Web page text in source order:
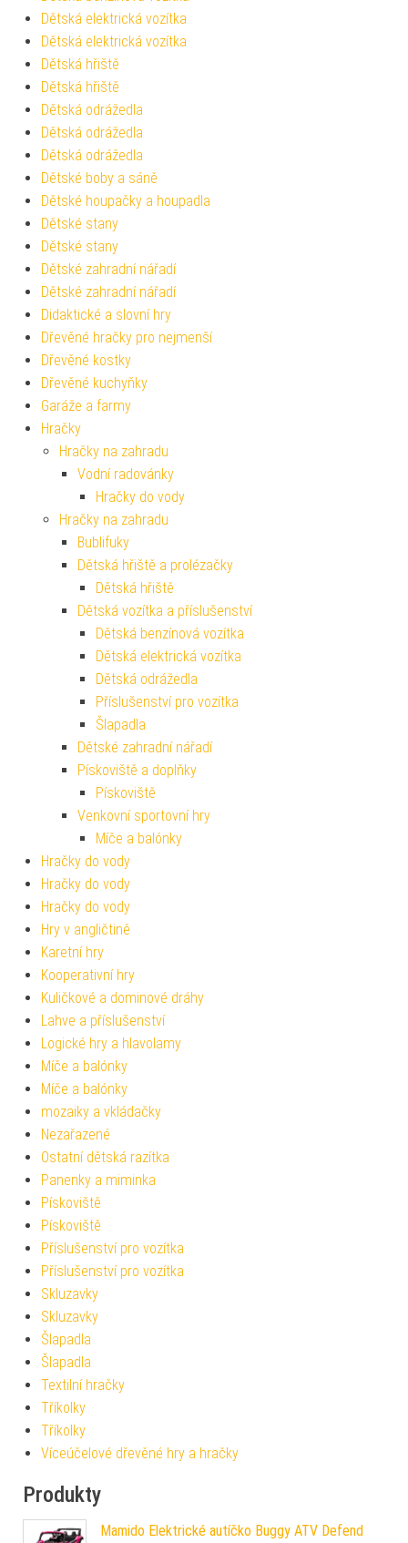
Dětská elektrická vozítka
Dětská elektrická vozítka
Dětská hřiště
Dětská hřiště
Dětská odrážedla
Dětská odrážedla
Dětská odrážedla
Dětské boby a sáně
Dětské houpačky a houpadla
Dětské stany
Dětské stany
Dětské zahradní nářadí
Dětské zahradní nářadí
Didaktické a slovní hry
Dřevěné hračky pro nejmenší
Dřevěné kostky
Dřevěné kuchyňky
Garáže a farmy
Hračky
Hračky na zahradu
Vodní radovánky
Hračky do vody
Hračky na zahradu
Bublifuky
Dětská hřiště a prolézačky
Dětská hřiště
Dětská vozítka a příslušenství
Dětská benzínová vozítka
Dětská elektrická vozítka
Dětská odrážedla
Příslušenství pro vozítka
Šlapadla
Dětské zahradní nářadí
Pískoviště a doplňky
Pískoviště
Venkovní sportovní hry
Míče a balónky
Hračky do vody
Hračky do vody
Hračky do vody
Hry v angličtině
Karetní hry
Kooperativní hry
Kuličkové a dominové dráhy
Lahve a příslušenství
Logické hry a hlavolamy
Míče a balónky
Míče a balónky
mozaiky a vkládačky
Nezařazené
Ostatní dětská razítka
Panenky a miminka
Pískoviště
Pískoviště
Příslušenství pro vozítka
Příslušenství pro vozítka
Skluzavky
Skluzavky
Šlapadla
Šlapadla
Textilní hračky
Tříkolky
Tříkolky
Víceúčelové dřevěné hry a hračky
Produkty
Mamido Elektrické autíčko Buggy ATV Defend